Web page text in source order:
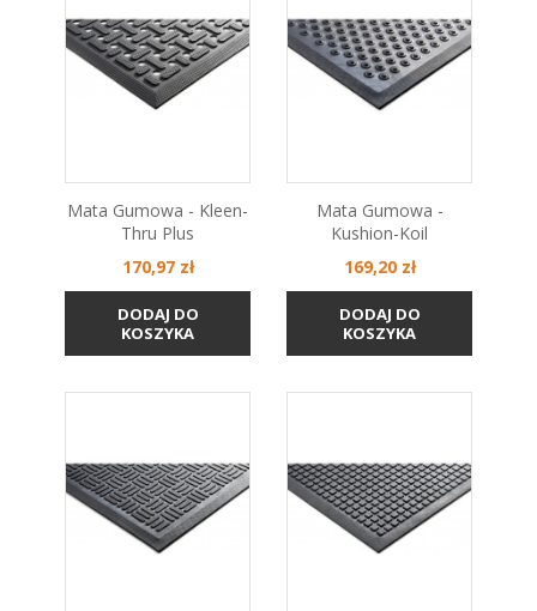
Mata Gumowa - Kleen-
Thru Plus
Cena
170,97 zł
DODAJ DO
KOSZYKA
Mata Gumowa -
Kushion-Koil
Cena
169,20 zł
DODAJ DO
KOSZYKA